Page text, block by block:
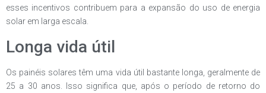
esses incentivos contribuem para a expansão do uso de energia
solar em larga escala.
Longa vida útil
Os painéis solares têm uma vida útil bastante longa, geralmente de
25 a 30 anos. Isso significa que, após o período de retorno do